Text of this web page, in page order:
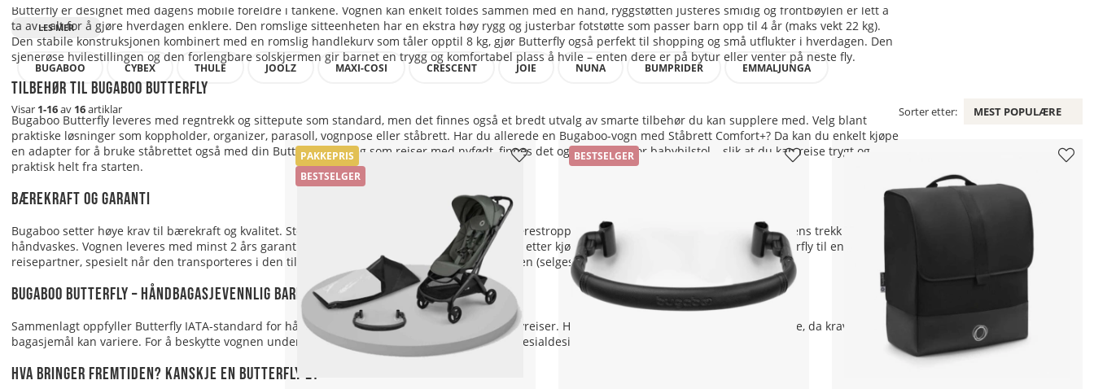
Butterfly er designet med dagens mobile foreldre i tankene. Vognen kan enkelt foldes sammen med én hånd, ryggstøtten justeres smidig og frontbøylen er lett å
ta av – alt for å gjøre hverdagen enklere. Den romslige sitteenheten har en ekstra høy rygg og justerbar fotstøtte som passer barn opp til 4 år (maks vekt 22 kg).
Den stabile konstruksjonen kombinert med en romslig handlekurv som tåler opptil 8 kg, gjør Butterfly også perfekt til shopping og små utflukter i hverdagen. Den
sjenerøse hvilestillingen og den forlengbare solskjermen gir barnet en trygg og komfortabel plass å hvile – enten dere er på bytur eller venter på neste fly.
Tilbehør til Bugaboo Butterfly
Bugaboo Butterfly leveres med regntrekk og sittepute som standard, men det finnes også et bredt utvalg av smarte tilbehør du kan supplere med. Velg blant
praktiske løsninger som koppholder, organizer, parasoll, vognpose eller ståbrett. Har du allerede en Bugaboo-vogn med Ståbrett Comfort+? Da kan du enkelt kjøpe
en adapter for å bruke ståbrettet også med din Butterfly. For deg som reiser med nyfødt, finnes det også adapter for babybilstol – slik at du kan reise trygt og
praktisk helt fra starten.
Bærekraft og garanti
Bugaboo setter høye krav til bærekraft og kvalitet. Stoffet i sitteinnlegget, handlekurven og bærestroppen kan maskinvaskes på 30 °C, mens basens trekk bør
håndvaskes. Vognen leveres med minst 2 års garanti, som kan utvides til 4 år ved registrering etter kjøp. Den robuste konstruksjonen gjør Butterfly til en pålitelig
reisepartner, spesielt når den transporteres i den tilhørende Bugaboo Butterfly transportbagen (selges separat).
Bugaboo Butterfly – håndbagasjevennlig barnevogn
Sammenlagt oppfyller Butterfly IATA-standard for håndbagasje, noe som gjør den ideell for flyreiser. Husk å sjekke med ditt flyselskap før avreise, da krav til
bagasjemål kan variere. For å beskytte vognen under reisen anbefaler vi å pakke den i den spesialdesignede Bugaboo Butterfly transportbagen.
Hva bringer fremtiden? Kanskje en Butterfly 2?
BUGABOO CYBEX THULE JOOLZ MAXI-COSI CRESCENT JOIE NUNA BUMPRIDER EMMALJUNGA
Visar 1-16av 16artiklar Sorter etter: MEST POPULÆRE
PAKKEPRIS
BESTSELGER
BESTSELGER